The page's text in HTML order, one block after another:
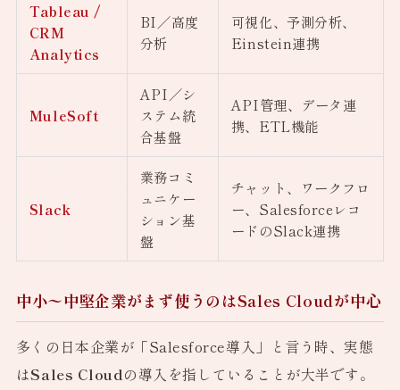
Tableau /
CRM
Analytics
BI／高度
分析
可視化、予測分析、
Einstein連携
MuleSoft
API／シ
ステム統
合基盤
API管理、データ連
携、ETL機能
Slack
業務コミ
ュニケー
ション基
盤
チャット、ワークフロ
ー、Salesforceレコ
ードのSlack連携
中小〜中堅企業がまず使うのはSales Cloudが中心
多くの日本企業が「Salesforce導入」と言う時、実態
はSales Cloudの導入を指していることが大半です。